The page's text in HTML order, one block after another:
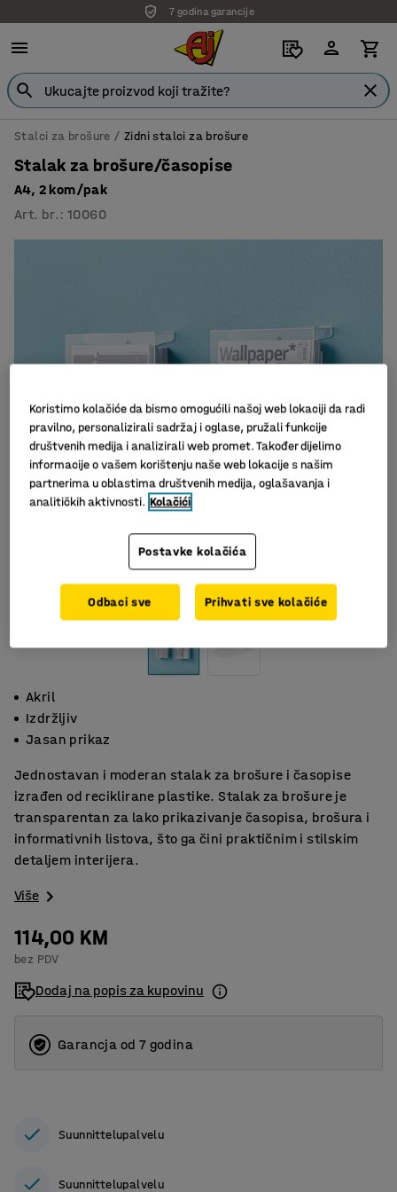
7 godina garancije
Stalci za brošure Zidni stalci za brošure
Stalak za brošure/časopise
A4, 2 kom/pak
Art. br. :10060
Slični proizvodi
Akril
Izdržljiv
Jasan prikaz
Jednostavan i moderan stalak za brošure i časopise
izrađen od reciklirane plastike. Stalak za brošure je
transparentan za lako prikazivanje časopisa, brošura i
informativnih listova, što ga čini praktičnim i stilskim
detaljem interijera.
Više
114,00 KM
bez PDV
Dodaj na popis za kupovinu
Garancja od 7 godina
Suunnittelupalvelu
Suunnittelupalvelu
Koristimo kolačiće da bismo omogućili našoj web lokaciji da radi
pravilno, personalizirali sadržaj i oglase, pružali funkcije
društvenih medija i analizirali web promet. Također dijelimo
informacije o vašem korištenju naše web lokacije s našim
partnerima u oblastima društvenih medija, oglašavanja i
analitičkih aktivnosti. Kolačići
Postavke kolačića
Odbaci sve Prihvati sve kolačiće